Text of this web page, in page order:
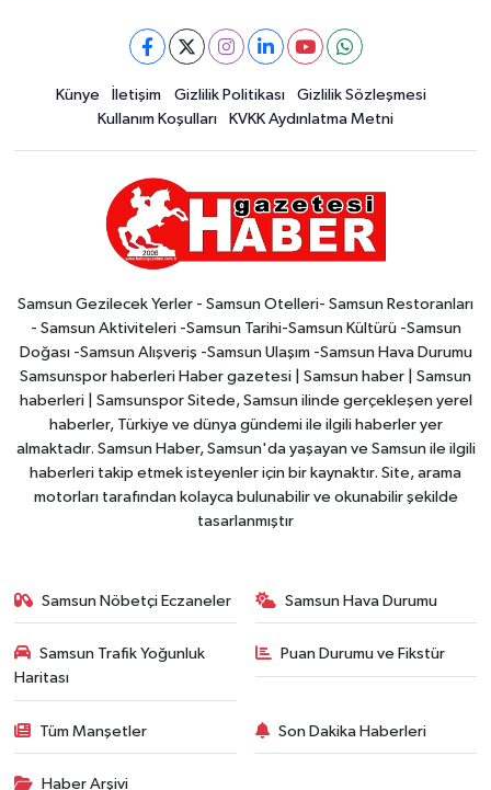
Künye İletişim Gizlilik Politikası
Gizlilik Sözleşmesi
Kullanım Koşulları
KVKK Aydınlatma Metni
Samsun Gezilecek Yerler - Samsun Otelleri- Samsun Restoranları
- Samsun Aktiviteleri -Samsun Tarihi-Samsun Kültürü -Samsun
Doğası -Samsun Alışveriş -Samsun Ulaşım -Samsun Hava Durumu
Samsunspor haberleri Haber gazetesi | Samsun haber | Samsun
haberleri | Samsunspor Sitede, Samsun ilinde gerçekleşen yerel
haberler, Türkiye ve dünya gündemi ile ilgili haberler yer
almaktadır. Samsun Haber, Samsun'da yaşayan ve Samsun ile ilgili
haberleri takip etmek isteyenler için bir kaynaktır. Site, arama
motorları tarafından kolayca bulunabilir ve okunabilir şekilde
tasarlanmıştır
Samsun Nöbetçi Eczaneler Samsun Hava Durumu
Samsun Trafik Yoğunluk
Haritası
Puan Durumu ve Fikstür
Tüm Manşetler Son Dakika Haberleri
Haber Arşivi